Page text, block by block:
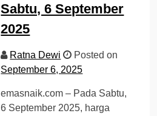
Sabtu, 6 September
2025
Ratna Dewi
Posted on
September 6, 2025
emasnaik.com – Pada Sabtu,
6 September 2025, harga